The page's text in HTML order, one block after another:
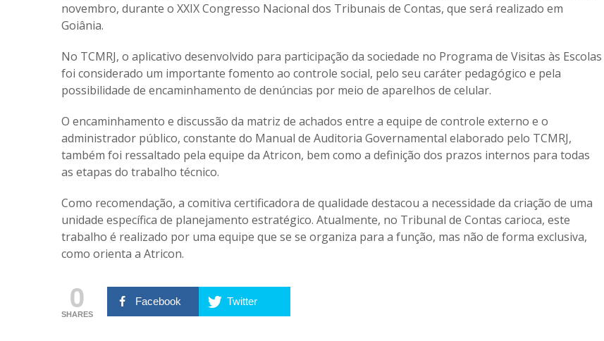
novembro, durante o XXIX Congresso Nacional dos Tribunais de Contas, que será realizado em
Goiânia.
No TCMRJ, o aplicativo desenvolvido para participação da sociedade no Programa de Visitas às Escolas
foi considerado um importante fomento ao controle social, pelo seu caráter pedagógico e pela
possibilidade de encaminhamento de denúncias por meio de aparelhos de celular.
O encaminhamento e discussão da matriz de achados entre a equipe de controle externo e o
administrador público, constante do Manual de Auditoria Governamental elaborado pelo TCMRJ,
também foi ressaltado pela equipe da Atricon, bem como a definição dos prazos internos para todas
as etapas do trabalho técnico.
Como recomendação, a comitiva certificadora de qualidade destacou a necessidade da criação de uma
unidade específica de planejamento estratégico. Atualmente, no Tribunal de Contas carioca, este
trabalho é realizado por uma equipe que se se organiza para a função, mas não de forma exclusiva,
como orienta a Atricon.
0
SHARES
Facebook Twitter